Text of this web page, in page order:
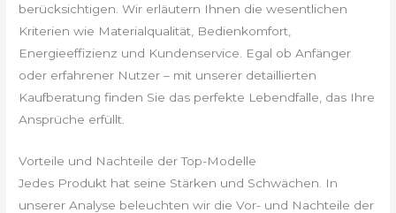
berücksichtigen. Wir erläutern Ihnen die wesentlichen
Kriterien wie Materialqualität, Bedienkomfort,
Energieeffizienz und Kundenservice. Egal ob Anfänger
oder erfahrener Nutzer – mit unserer detaillierten
Kaufberatung finden Sie das perfekte Lebendfalle, das Ihre
Ansprüche erfüllt.
Vorteile und Nachteile der Top-Modelle
Jedes Produkt hat seine Stärken und Schwächen. In
unserer Analyse beleuchten wir die Vor- und Nachteile der